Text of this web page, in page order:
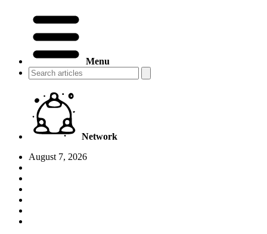
Menu
Network
August 7, 2026